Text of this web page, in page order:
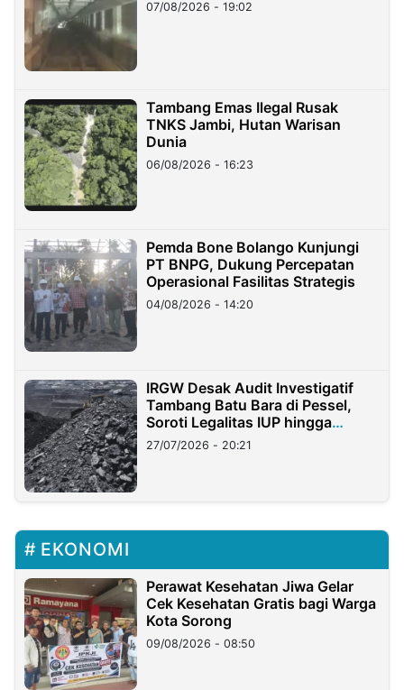
07/08/2026 - 19:02
Tambang Emas Ilegal Rusak
TNKS Jambi, Hutan Warisan
Dunia
06/08/2026 - 16:23
Pemda Bone Bolango Kunjungi
PT BNPG, Dukung Percepatan
Operasional Fasilitas Strategis
04/08/2026 - 14:20
IRGW Desak Audit Investigatif
Tambang Batu Bara di Pessel,
Soroti Legalitas IUP hingga
Stockpile
27/07/2026 - 20:21
EKONOMI
Perawat Kesehatan Jiwa Gelar
Cek Kesehatan Gratis bagi Warga
Kota Sorong
09/08/2026 - 08:50